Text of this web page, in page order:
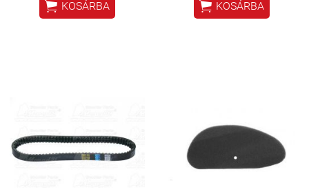
 KOSÁRBA  KOSÁRBA